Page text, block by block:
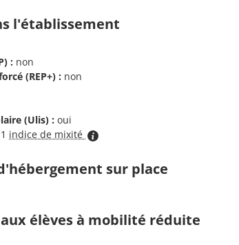
l'établissement
: non
(REP+) : non
(Ulis) : oui
indice de mixité
sur place
élèves à mobilité réduite